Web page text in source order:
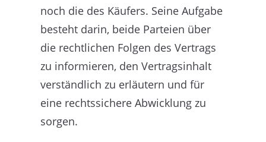
noch die des Käufers. Seine Aufgabe
besteht darin, beide Parteien über
die rechtlichen Folgen des Vertrags
zu informieren, den Vertragsinhalt
verständlich zu erläutern und für
eine rechtssichere Abwicklung zu
sorgen.